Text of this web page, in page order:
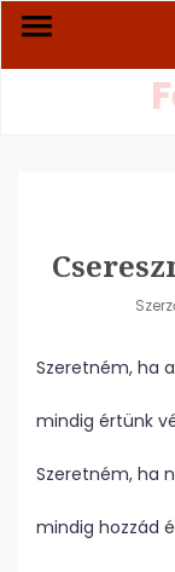
Szeretném, ha
mindig értünk
Szeretném, ha
mindig hozzád